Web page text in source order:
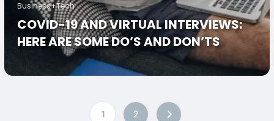
Business+Tech
COVID-19 AND VIRTUAL INTERVIEWS:
HERE ARE SOME DO’S AND DON’TS
1 2